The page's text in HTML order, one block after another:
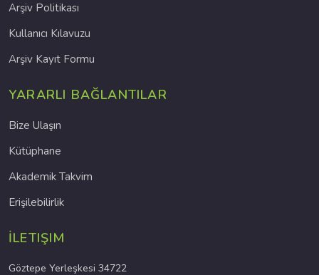
Arşiv Politikası
Kullanıcı Kılavuzu
Arşiv Kayıt Formu
YARARLI BAĞLANTILAR
Bize Ulaşın
Kütüphane
Akademik Takvim
Erişilebilirlik
İLETIŞIM
Göztepe Yerleşkesi 34722